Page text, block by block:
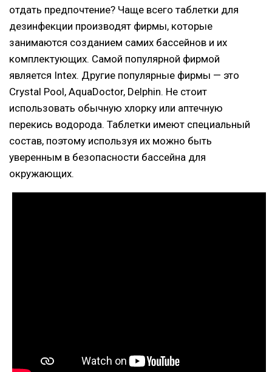
отдать предпочтение? Чаще всего таблетки для
дезинфекции производят фирмы, которые
занимаются созданием самих бассейнов и их
комплектующих. Самой популярной фирмой
является Intex. Другие популярные фирмы — это
Crystal Pool, AquaDoctor, Delphin. Не стоит
использовать обычную хлорку или аптечную
перекись водорода. Таблетки имеют специальный
состав, поэтому используя их можно быть
уверенным в безопасности бассейна для
окружающих.